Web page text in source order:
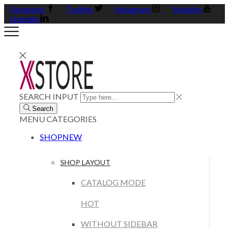
Facebook Twitter Instagram
Youtube
Linkedin
SEARCH INPUT
Search
MENUCATEGORIES
SHOPNEW
SHOP LAYOUT
CATALOG MODE
HOT
WITHOUT SIDEBAR